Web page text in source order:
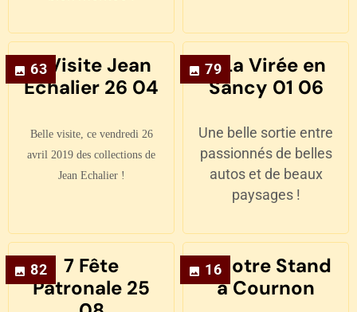
63
5 Visite Jean
Echalier 26 04
Belle visite, ce vendredi 26
avril 2019 des collections de
Jean Echalier !
79
6 La Virée en
Sancy 01 06
Une belle sortie entre
passionnés de belles
autos et de beaux
paysages !
82
7 Fête
Patronale 25
16
8 Notre Stand
à Cournon